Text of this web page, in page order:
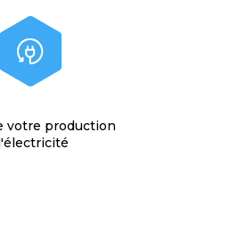
votre production